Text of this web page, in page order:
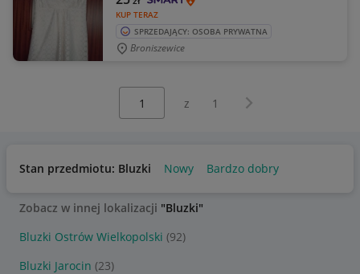
KUP TERAZ
SPRZEDAJĄCY: OSOBA PRYWATNA
Broniszewice
z 1 Następna strona
Stan przedmiotu: Bluzki Nowy Bardzo dobry
Zobacz w innej lokalizacji "Bluzki"
Bluzki Ostrów Wielkopolski (92)
Bluzki Jarocin (23)